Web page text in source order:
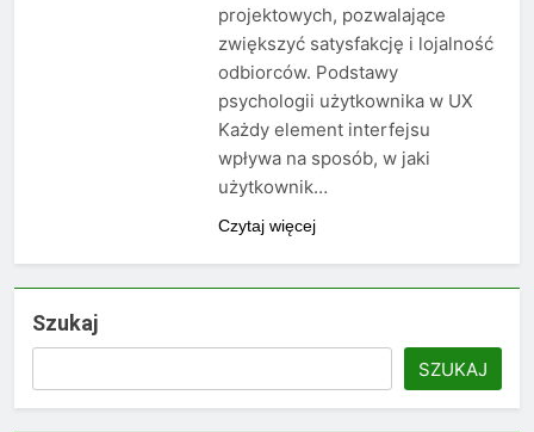
projektowych, pozwalające
zwiększyć satysfakcję i lojalność
odbiorców. Podstawy
psychologii użytkownika w UX
Każdy element interfejsu
wpływa na sposób, w jaki
użytkownik…
Czytaj więcej
Szukaj
SZUKAJ